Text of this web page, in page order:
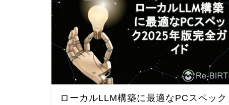
ローカルLLM構築に最適なPCスペック